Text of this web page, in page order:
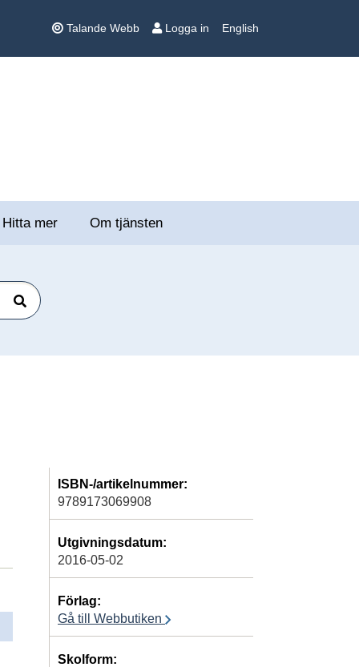
Talande Webb Logga in English
Hitta mer Om tjänsten
Sök
ISBN-/artikelnummer:
9789173069908
Utgivningsdatum:
2016-05-02
Förlag:
Gå till Webbutiken
Skolform: